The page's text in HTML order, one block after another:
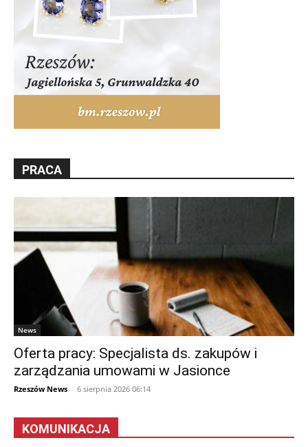
PRACA
News
Oferta pracy: Specjalista ds. zakupów i
zarządzania umowami w Jasionce
Rzeszów News - 6 sierpnia 2026 06:14
KOMUNIKACJA